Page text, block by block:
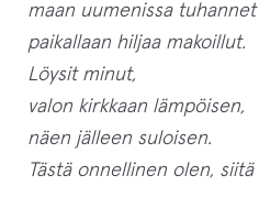
maan uumenissa
paikallaan hiljaa makoillut.
Löysit minut,
valon kirkkaan lämpöisen,
näen jälleen suloisen.
Tästä onnellinen olen,